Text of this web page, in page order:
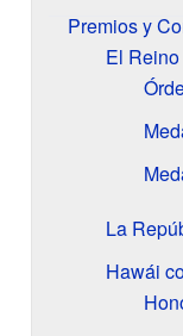
Premios y
El
La
Hawái